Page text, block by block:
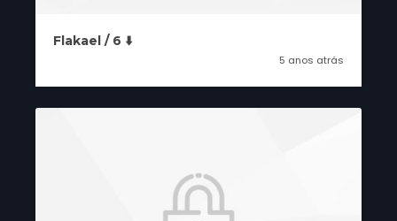
Flakael / 6 ⬇️
5 anos atrás